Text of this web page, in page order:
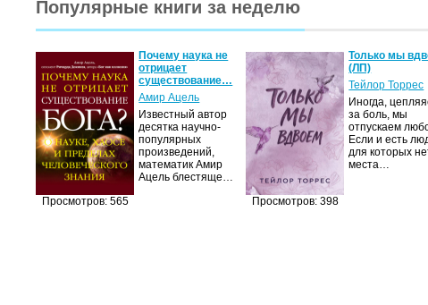
Популярные книги за неделю
Просмотров: 565
Почему наука не
отрицает
существование…
Амир Ацель
Известный автор
десятка научно-
популярных
произведений,
математик Амир
Ацель блестяще…
Просмотров: 398
Только мы
(ЛП)
Тейлор Торрес
Иногда,
за боль, мы
отпускаем
Если и есть
для которых
места…